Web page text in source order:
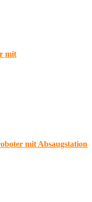
mit
mit Absaugstation